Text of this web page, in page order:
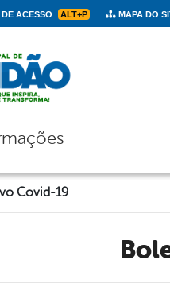
ACESSO ALT+P MAPA DO
Covid-19